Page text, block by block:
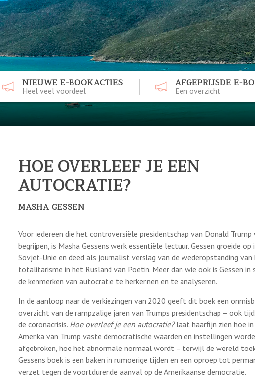
NIEUWE E-BOOKACTIES
Heel veel voordeel
AFGEPRIJSDE E-
Een overzicht
HOE OVERLEEF JE EEN
AUTOCRATIE?
MASHA GESSEN
Voor iedereen die het controversiële presidentschap van Donald Trump
begrijpen, is Masha Gessens werk essentiële lectuur. Gessen groeide op
Sovjet-Unie en deed als journalist verslag van de wederopstanding van
totalitarisme in het Rusland van Poetin. Meer dan wie ook is Gessen in
de kenmerken van autocratie te herkennen en te analyseren.
In de aanloop naar de verkiezingen van 2020 geeft dit boek een
overzicht van de rampzalige jaren van Trumps presidentschap – ook
de coronacrisis. Hoe overleef je een autocratie?laat haarfijn zien hoe
Amerika van Trump vaste democratische waarden en instellingen
afgebroken, hoe het abnormale normaal wordt – terwijl de wereld
Gessens boek is een baken in rumoerige tijden en een oproep tot
verzet tegen de voortdurende aanval op de Amerikaanse democratie.